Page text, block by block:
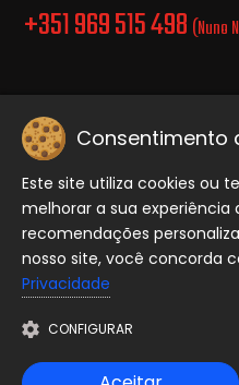
+351 969 515 498 (Nuno
Politica de
Copyright © 2026
Consentimento
Este site utiliza cookies ou
melhorar a sua
recomendações
nosso site, você concorda
Privacidade
CONFIGURAR